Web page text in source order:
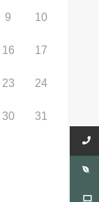
9 10
16 17
23 24
30 31